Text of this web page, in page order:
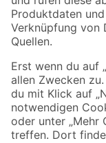
Sicher einkaufen
Jetzt die toom-App